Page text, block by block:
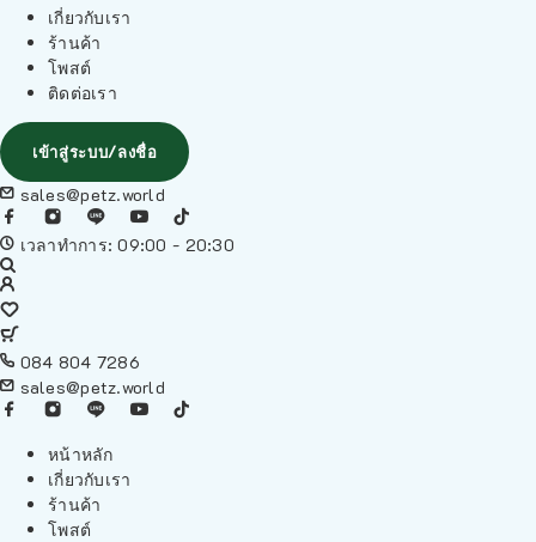
เกี่ยวกับเรา
ร้านค้า
โพสต์
ติดต่อเรา
เข้าสู่ระบบ/ลงชื่อ
sales@petz.world
เวลาทำการ: 09:00 - 20:30
084 804 7286
sales@petz.world
หน้าหลัก
เกี่ยวกับเรา
ร้านค้า
โพสต์